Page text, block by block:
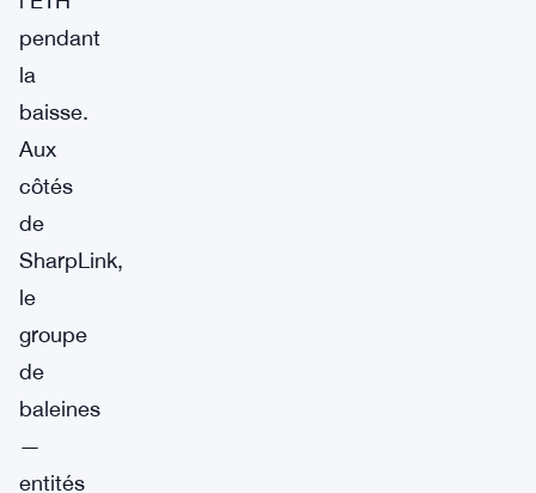
pendant
la
baisse.
Aux
côtés
de
SharpLink,
le
groupe
de
baleines
—
entités